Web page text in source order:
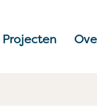
Projecten